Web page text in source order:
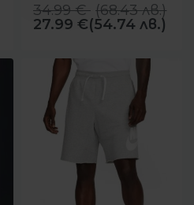
34.99€ (68.43лв.)
27.99 €(54.74 лв.)